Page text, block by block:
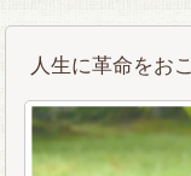
人生に革命を